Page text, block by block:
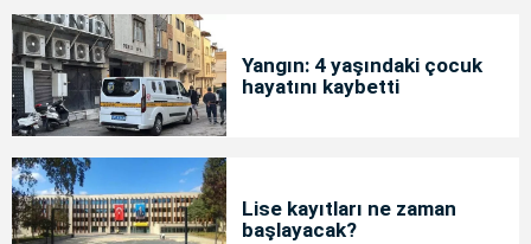
Yangın: 4 yaşındaki çocuk
hayatını kaybetti
Lise kayıtları ne zaman
başlayacak?